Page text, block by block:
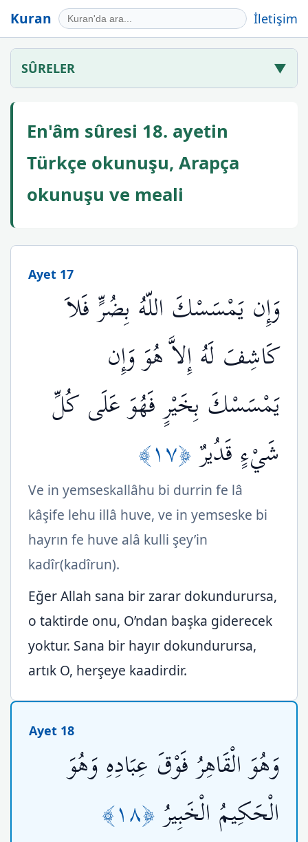
Kuran İletişim
SÛRELER ▼
En'âm sûresi 18. ayetin
Türkçe okunuşu, Arapça
okunuşu ve meali
Ayet 17
وَإِن يَمْسَسْكَ اللّهُ بِضُرٍّ فَلاَ
كَاشِفَ لَهُ إِلاَّ هُوَ وَإِن
يَمْسَسْكَ بِخَيْرٍ فَهُوَ عَلَى كُلِّ
شَيْءٍ قَدُيرٌ﴿١٧﴾
Ve in yemseskallâhu bi durrin fe lâ
kâşife lehu illâ huve, ve in yemseske bi
hayrın fe huve alâ kulli şey’in
kadîr(kadîrun).
Eğer Allah sana bir zarar dokundurursa,
o taktirde onu, O’ndan başka giderecek
yoktur. Sana bir hayır dokundurursa,
artık O, herşeye kaadirdir.
Ayet 18
وَهُوَ الْقَاهِرُ فَوْقَ عِبَادِهِ وَهُوَ
الْحَكِيمُ الْخَبِيرُ﴿١٨﴾